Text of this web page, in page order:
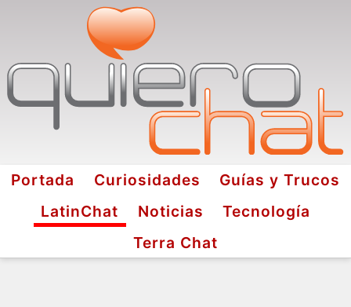
Portada Curiosidades
Guías y Trucos
LatinChat
Noticias
Tecnología
Terra Chat